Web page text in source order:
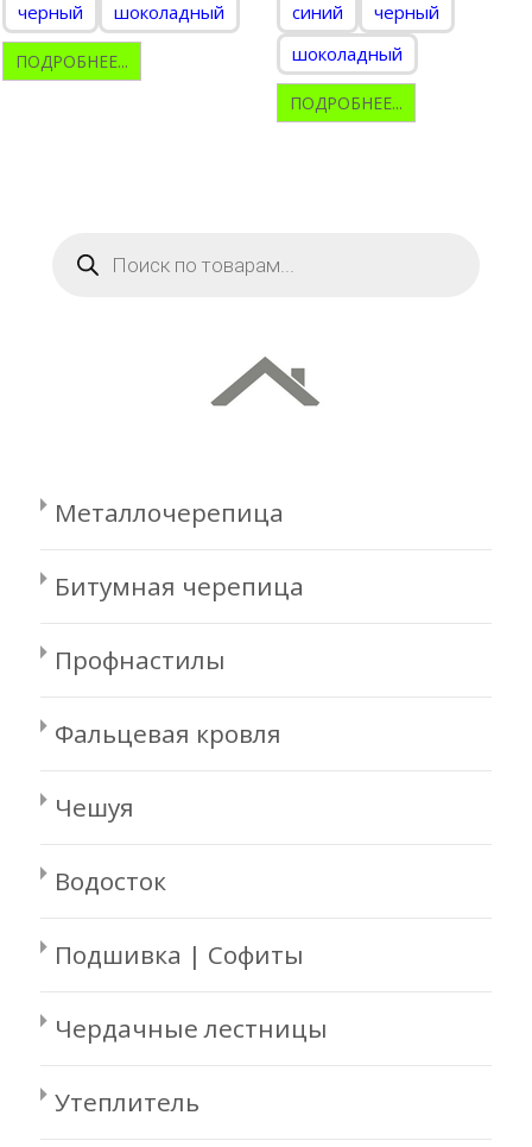
черный шоколадный
ПОДРОБНЕЕ...
синий
черный
шоколадный
ПОДРОБНЕЕ...
товаров
Металлочерепица
Битумная черепица
Профнастилы
Фальцевая кровля
Чешуя
Водосток
Подшивка | Софиты
Чердачные лестницы
Утеплитель